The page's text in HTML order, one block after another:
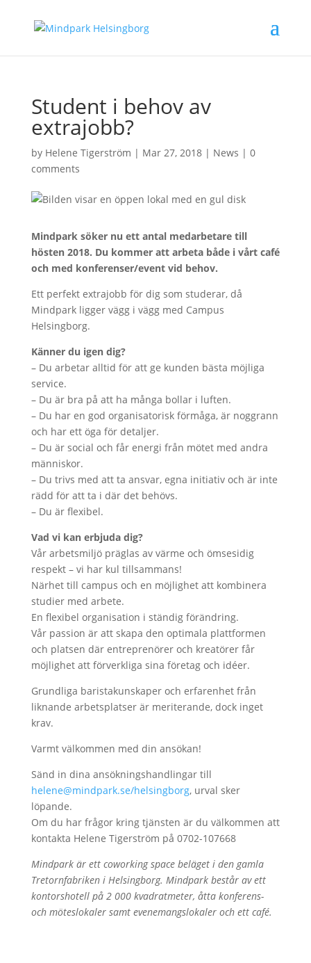
Student i behov av
extrajobb?
by Helene Tigerström | Mar 27, 2018| News | 0
comments
Mindpark söker nu ett antal medarbetare till
hösten 2018. Du kommer att arbeta både i vårt café
och med konferenser/event vid behov.
Ett perfekt extrajobb för dig som studerar, då
Mindpark ligger vägg i vägg med Campus
Helsingborg.
Känner du igen dig?
– Du arbetar alltid för att ge kunden bästa möjliga
service.
– Du är bra på att ha många bollar i luften.
– Du har en god organisatorisk förmåga, är noggrann
och har ett öga för detaljer.
– Du är social och får energi från mötet med andra
människor.
– Du trivs med att ta ansvar, egna initiativ och är inte
rädd för att ta i där det behövs.
– Du är flexibel.
Vad vi kan erbjuda dig?
Vår arbetsmiljö präglas av värme och ömsesidig
respekt – vi har kul tillsammans!
Närhet till campus och en möjlighet att kombinera
studier med arbete.
En flexibel organisation i ständig förändring.
Vår passion är att skapa den optimala plattformen
och platsen där entreprenörer och kreatörer får
möjlighet att förverkliga sina företag och idéer.
Grundliga baristakunskaper och erfarenhet från
liknande arbetsplatser är meriterande, dock inget
krav.
Varmt välkommen med din ansökan!
Sänd in dina ansökningshandlingar till
helene@mindpark.se/helsingborg, urval sker
löpande.
Om du har frågor kring tjänsten är du välkommen att
kontakta Helene Tigerström på 0702-107668
Mindpark är ett coworking space beläget i den gamla
Tretornfabriken i Helsingborg. Mindpark består av ett
kontorshotell på 2 000 kvadratmeter, åtta konferens-
och möteslokaler samt evenemangslokaler och ett café.